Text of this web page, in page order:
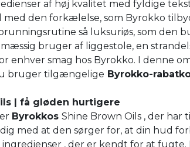
af høj kvalitet med fyldige
den forkælelse, som Byrokko
så luksuriøs, som den
bruger af liggestole, en
enhver smag hos Byrokko. I denne
bruger tilgængelige Byrokko-
| få gløden hurtigere
Byrokkos Shine Brown Oils , der har
med at den sørger for, at din hud
, der er kendt for at